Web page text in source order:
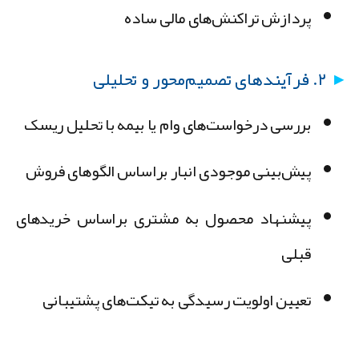
پردازش تراکنش‌های مالی ساده
۲. فرآیندهای تصمیم‌محور و تحلیلی
بررسی درخواست‌های وام یا بیمه با تحلیل ریسک
پیش‌بینی موجودی انبار براساس الگوهای فروش
پیشنهاد محصول به مشتری براساس خریدهای
قبلی
تعیین اولویت رسیدگی به تیکت‌های پشتیبانی